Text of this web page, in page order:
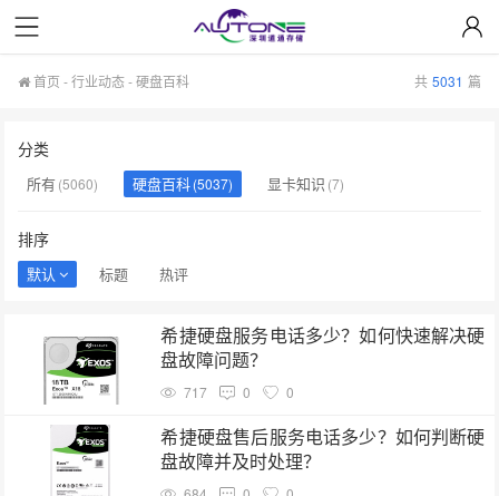
首页 -行业动态-硬盘百科 共 5031 篇
分类
所有(5060) 硬盘百科(5037) 显卡知识 (7)
排序
默认 标题 热评
希捷硬盘服务电话多少？如何快速解决硬
盘故障问题？
717 0 0
希捷硬盘售后服务电话多少？如何判断硬
盘故障并及时处理？